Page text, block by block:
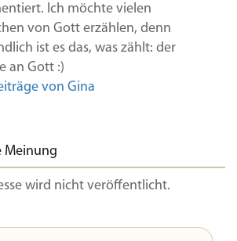
Ich möchte vielen
von Gott erzählen, denn
ist es das, was zählt: der
an Gott :)
von Gina
Meinung
wird nicht veröffentlicht.